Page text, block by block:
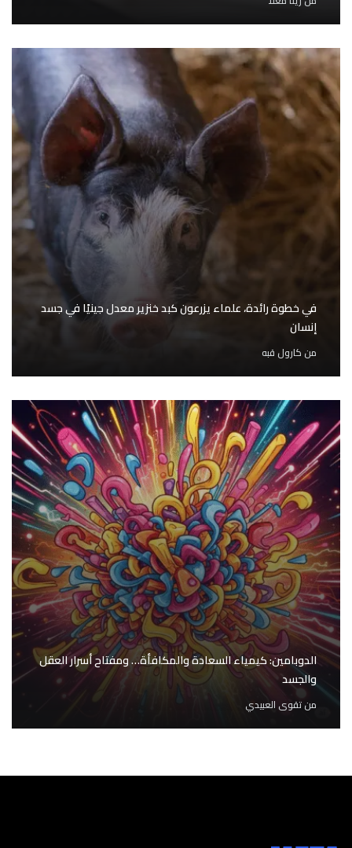
في خطوة رائدة، علماء يزرعون كبد خنزير معدل جينيًا في جسد
إنسان
من كارول قبه
الدوبامين: كيمياء السعادة والمكافأة… ومفتاح أسرار العقل
والجسد
منتقوى العبيدي